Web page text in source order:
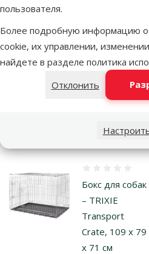
пользователя.
Более подробную информацию
cookie, их управлении,
найдете в разделе политика
Отклонить
Transport
Crate, 93 x 69 x
Цена
94,99 €
В
Бокс для собак
– TRIXIE
Transport
Crate, 109 x 79
x 71 см